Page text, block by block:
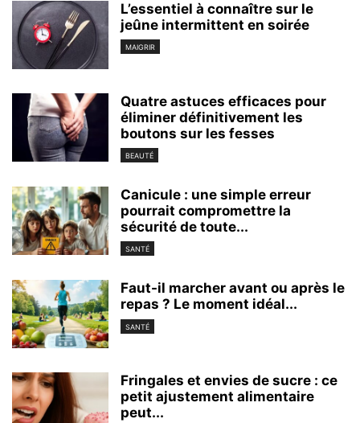
L’essentiel à connaître sur le
jeûne intermittent en soirée
MAIGRIR
Quatre astuces efficaces pour
éliminer définitivement les
boutons sur les fesses
BEAUTÉ
Canicule : une simple erreur
pourrait compromettre la
sécurité de toute...
SANTÉ
Faut-il marcher avant ou après le
repas ? Le moment idéal...
SANTÉ
Fringales et envies de sucre : ce
petit ajustement alimentaire
peut...